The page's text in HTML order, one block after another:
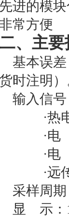
先进的模
常方便
、 主要
基本误
货时注明
输入信号
·热
·电
·电
·远
采样周
显
示